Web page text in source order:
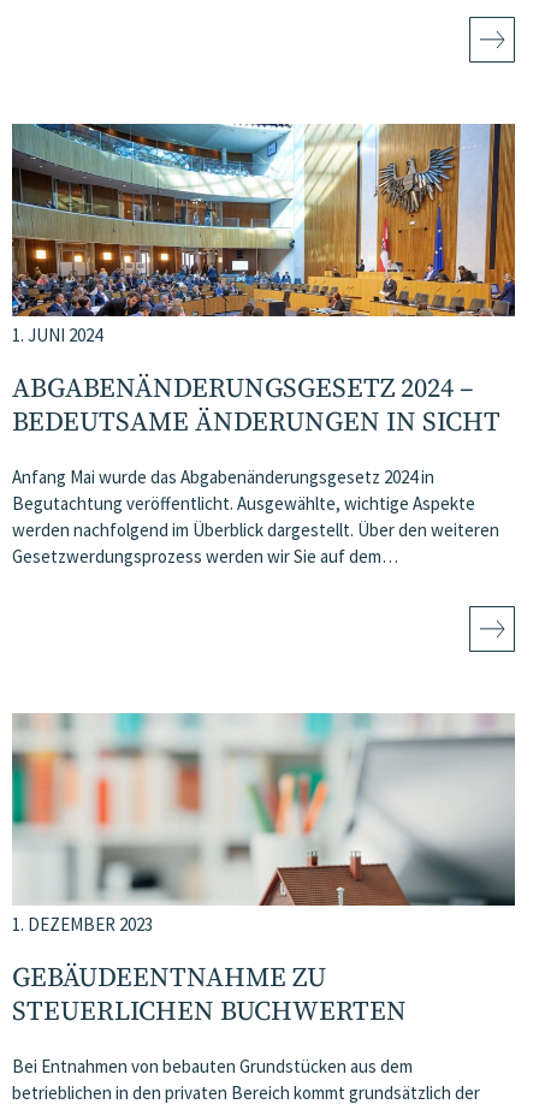
1. JUNI 2024
ABGABENÄNDERUNGSGESETZ 2024 –
BEDEUTSAME ÄNDERUNGEN IN SICHT
Anfang Mai wurde das Abgabenänderungsgesetz 2024 in
Begutachtung veröffentlicht. Ausgewählte, wichtige Aspekte
werden nachfolgend im Überblick dargestellt. Über den weiteren
Gesetzwerdungsprozess werden wir Sie auf dem…
1. DEZEMBER 2023
GEBÄUDEENTNAHME ZU
STEUERLICHEN BUCHWERTEN
Bei Entnahmen von bebauten Grundstücken aus dem
betrieblichen in den privaten Bereich kommt grundsätzlich der